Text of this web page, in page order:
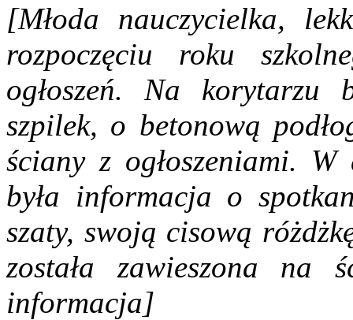
[Młoda nauczycielka,
rozpoczęciu roku
ogłoszeń. Na korytarzu
szpilek, o betonową
ściany z ogłoszeniami.
była informacja o
szaty, swoją cisową
została zawieszona na
informacja]